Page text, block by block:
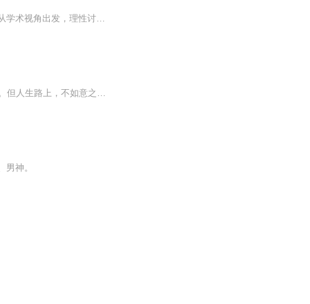
《奇葩说》辩手席瑞主持，梁文道、陈铭等文化领域嘉宾，讨论当下社会流行的热议话题。从学术视角出发，理性讨论，跨学科碰撞，直击热议话题的本质，清晰界定生活价值取向，倡导每个人都能成为思辨者和自己的人生规划师。
成功不是常态，别怕研究失败！过去的40多年，我们习惯成功，也处处宣扬成功，耻谈失败。但人生路上，不如意之事十之八九，成功并非常态；缺乏“失败学”教育的人真的能扛过风雨么？所以，不迷恋成功，坦然面对失败，提高对不同时空背景下失败的认知和分辨...
神。